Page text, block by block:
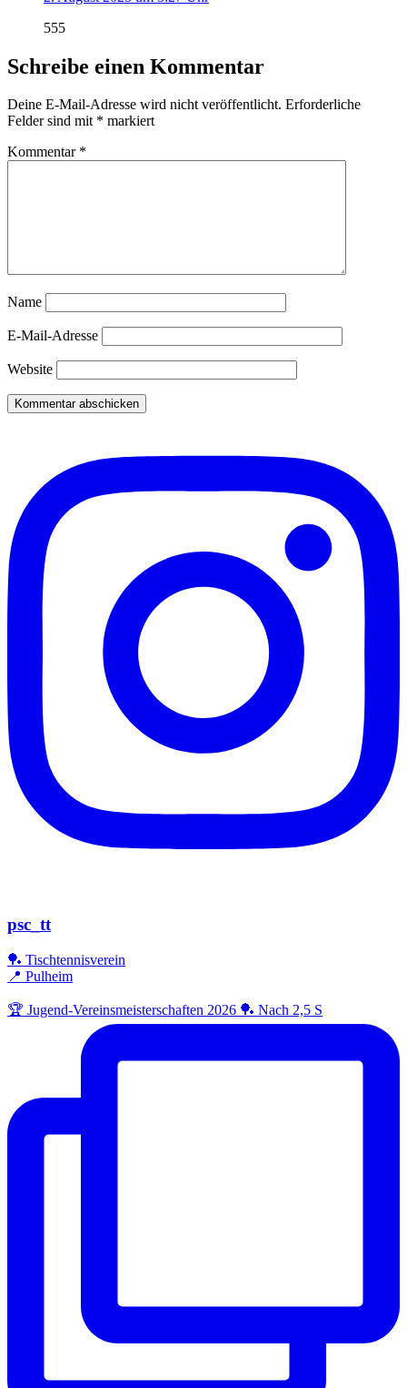
555
Schreibe einen Kommentar
Deine E-Mail-Adresse wird nicht veröffentlicht. Erforderliche
Felder sind mit * markiert
Kommentar *
Name
E-Mail-Adresse
Website
psc_tt
🏓 Tischtennisverein
📍 Pulheim
🏆 Jugend-Vereinsmeisterschaften 2026 🏓 Nach 2,5 S